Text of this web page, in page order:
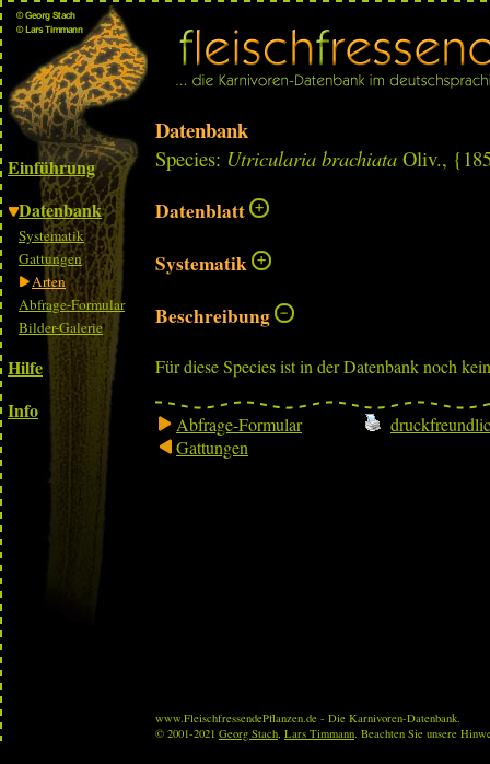
Einführung
Datenbank
Systematik
Gattungen
Arten
Abfrage-Formular
Bilder-Galerie
Hilfe
Info
Datenbank
Species: Utricularia brachiata Oliv.,
Datenblatt
Systematik
Beschreibung
Für diese Species ist in der Datenbank noch
Abfrage-Formular
Gattungen
www.FleischfressendePflanzen.de - Die Karnivoren-Datenbank.
© 2001-2021 Georg Stach Lars Timmann . Beachten Sie unsere